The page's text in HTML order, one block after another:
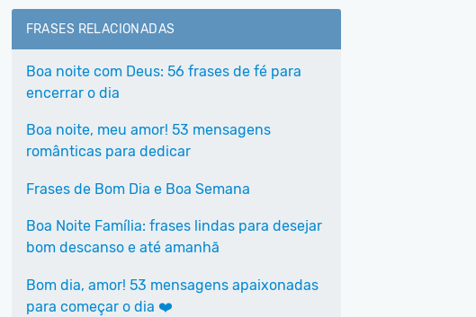
FRASES RELACIONADAS
Boa noite com Deus: 56 frases de fé para
encerrar o dia
Boa noite, meu amor! 53 mensagens
românticas para dedicar
Frases de Bom Dia e Boa Semana
Boa Noite Família: frases lindas para desejar
bom descanso e até amanhã
Bom dia, amor! 53 mensagens apaixonadas
para começar o dia ❤️